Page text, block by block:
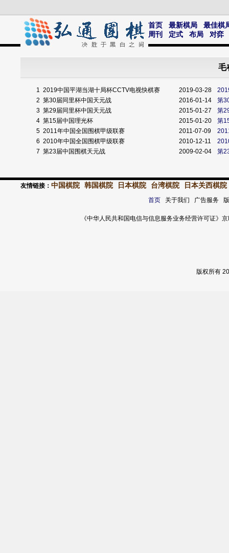
首页 最新棋局
最佳棋
周刊
定式 布局 对弈
毛
1 2019中国平湖当湖十局杯CCTV电视快棋赛 2019-03-28
2 第30届同里杯中国天元战 2016-01-14
第
3 第29届同里杯中国天元战 2015-01-27
第
4 第15届中国理光杯 2015-01-20
第
5 2011年中国全国围棋甲级联赛 2011-07-09
6 2010年中国全国围棋甲级联赛 2010-12-11
7 第23届中国围棋天元战 2009-02-04 第
友情链接： 中国棋院 韩国棋院 日本棋院 台湾棋院 日本关西棋院
首页关于我们 广告服务
《中华人民共和国电信与信息服务业务经营许可证
版权所有